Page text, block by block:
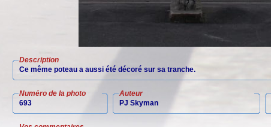
Description
Ce même poteau a aussi été décoré sur sa tranche.
Numéro de la photo
693
Auteur
PJ Skyman